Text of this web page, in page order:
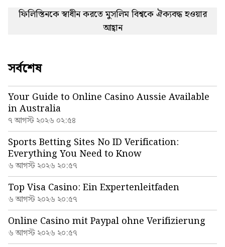
ফিলিস্তিনকে স্বাধীন করতে মুসলিম বিশ্বকে ঐক্যবদ্ধ হওয়ার
আহ্বান
সর্বশেষ
Your Guide to Online Casino Aussie Available
in Australia
৭ আগস্ট ২০২৬ ০২:৫৪
Sports Betting Sites No ID Verification:
Everything You Need to Know
৬ আগস্ট ২০২৬ ২০:৫৭
Top Visa Casino: Ein Expertenleitfaden
৬ আগস্ট ২০২৬ ২০:৫৭
Online Casino mit Paypal ohne Verifizierung
৬ আগস্ট ২০২৬ ২০:৫৭